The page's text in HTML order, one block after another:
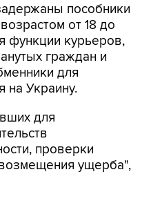
пособники
от 18 до
функции курьеров,
граждан и
для
на Украину.
для
проверки
ущерба",